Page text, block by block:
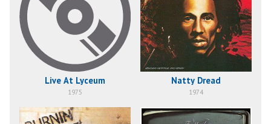
Live At Lyceum
1975
Natty Dread
1974